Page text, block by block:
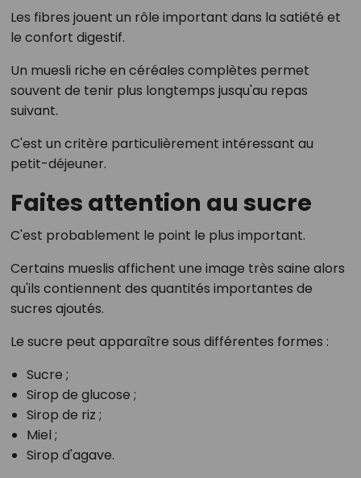
Les fibres jouent un rôle important dans la satiété et
le confort digestif.
Un muesli riche en céréales complètes permet
souvent de tenir plus longtemps jusqu'au repas
suivant.
C'est un critère particulièrement intéressant au
petit-déjeuner.
Faites attention au sucre
C'est probablement le point le plus important.
Certains mueslis affichent une image très saine alors
qu'ils contiennent des quantités importantes de
sucres ajoutés.
Le sucre peut apparaître sous différentes formes :
Sucre ;
Sirop de glucose ;
Sirop de riz ;
Miel ;
Sirop d'agave.